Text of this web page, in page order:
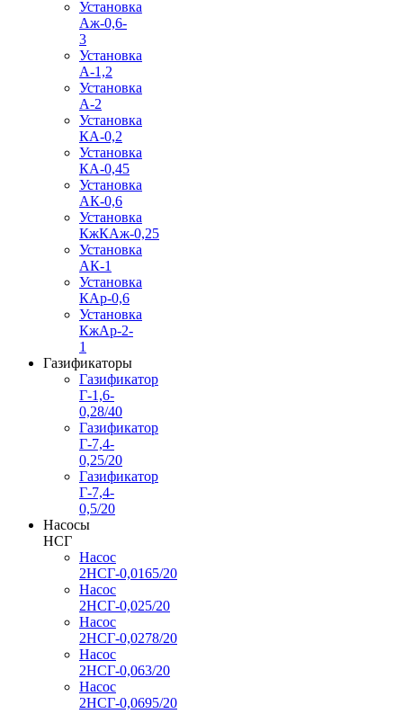
Установка
Аж-0,6-
3
Установка
А-1,2
Установка
А-2
Установка
КА-0,2
Установка
КА-0,45
Установка
АК-0,6
Установка
КжКАж-0,25
Установка
АК-1
Установка
КАр-0,6
Установка
КжАр-2-
1
Газификаторы
Газификатор
Г-1,6-
0,28/40
Газификатор
Г-7,4-
0,25/20
Газификатор
Г-7,4-
0,5/20
Насосы
НСГ
Насос
2НСГ-0,0165/20
Насос
2НСГ-0,025/20
Насос
2НСГ-0,0278/20
Насос
2НСГ-0,063/20
Насос
2НСГ-0,0695/20